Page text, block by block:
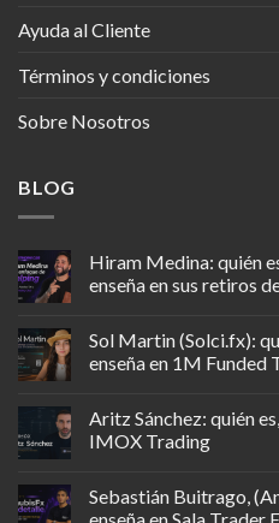
Ayuda al Cliente
Términos y condiciones
Sobre Nosotros
BLOG
Hiram Medina: quién
enseña en sus retiros
Sol Martin (Solci.fx):
enseña en 1M Funded
Aritz Sánchez: quién
IMOX Trading
Sebastián Buitrago,